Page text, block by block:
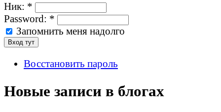
Ник: *
Password: *
Запомнить меня надолго
Восстановить пароль
Новые записи в блогах